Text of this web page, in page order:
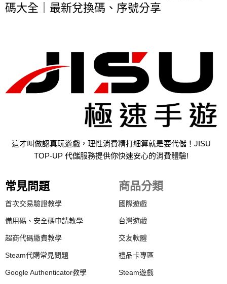
碼大全｜最新兌換碼、序號分享
這才叫做認真玩遊戲，理性消費精打細算就是要代儲！JISU
TOP-UP 代儲服務提供你快速安心的消費體驗!
常見問題
首次交易驗證教學
備用碼、安全碼申請教學
超商代碼繳費教學
Steam代購常見問題
Google Authenticator教學
商品分類
國際遊戲
台灣遊戲
交友軟體
禮品卡專區
Steam遊戲